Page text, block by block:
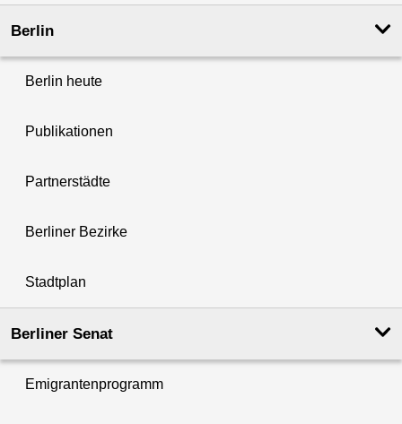
Berlin
Berlin heute
Publikationen
Partnerstädte
Berliner Bezirke
Stadtplan
Berliner Senat
Emigrantenprogramm